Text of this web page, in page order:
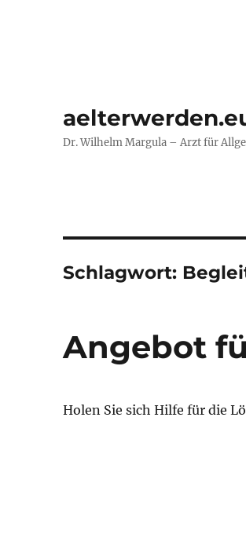
Dr. Wilhelm Margula – Arzt für
Schlagwort:
Angebot
Holen Sie sich Hilfe für die